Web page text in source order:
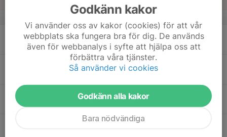
20
Ons
Godkänn kakor
Vi använder oss av kakor (cookies) för att vår
webbplats ska fungera bra för dig. De används
även för webbanalys i syfte att hjälpa oss att
förbättra våra tjänster.
Så använder vi cookies
Godkänn alla kakor
Bara nödvändiga